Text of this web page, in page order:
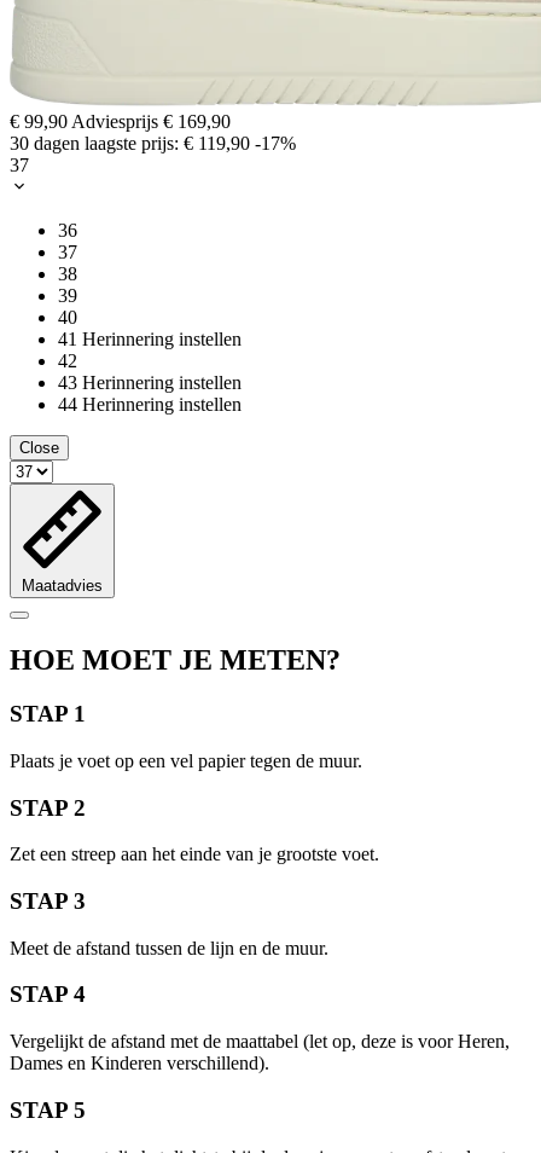
€ 99,90 Adviesprijs € 169,90
30 dagen laagste prijs: € 119,90 -17%
37
36
37
38
39
40
41 Herinnering instellen
42
43 Herinnering instellen
44 Herinnering instellen
Close
Maatadvies
HOE MOET JE METEN?
STAP 1
Plaats je voet op een vel papier tegen de muur.
STAP 2
Zet een streep aan het einde van je grootste voet.
STAP 3
Meet de afstand tussen de lijn en de muur.
STAP 4
Vergelijkt de afstand met de maattabel (let op, deze is voor Heren,
Dames en Kinderen verschillend).
STAP 5